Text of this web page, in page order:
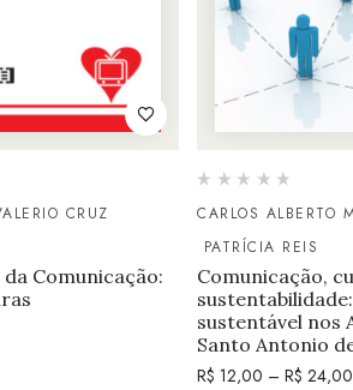
CRUZ
Comunicação:
CARLOS ALBERTO
PATRÍCIA REIS
Comunicação,
sustentável nos
Santo Antonio
R$ 12,00 – R$ 24,00